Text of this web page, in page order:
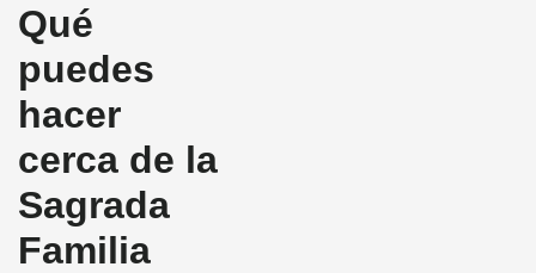
Qué
puedes
hacer
cerca de la
Sagrada
Familia